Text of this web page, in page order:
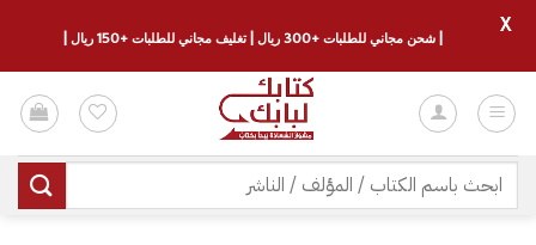
للمحتوى
البحث
عن:
| شحن مجاني للطلبات +300 ريال | تغليف مجاني للطلبات +150 ريال |
X